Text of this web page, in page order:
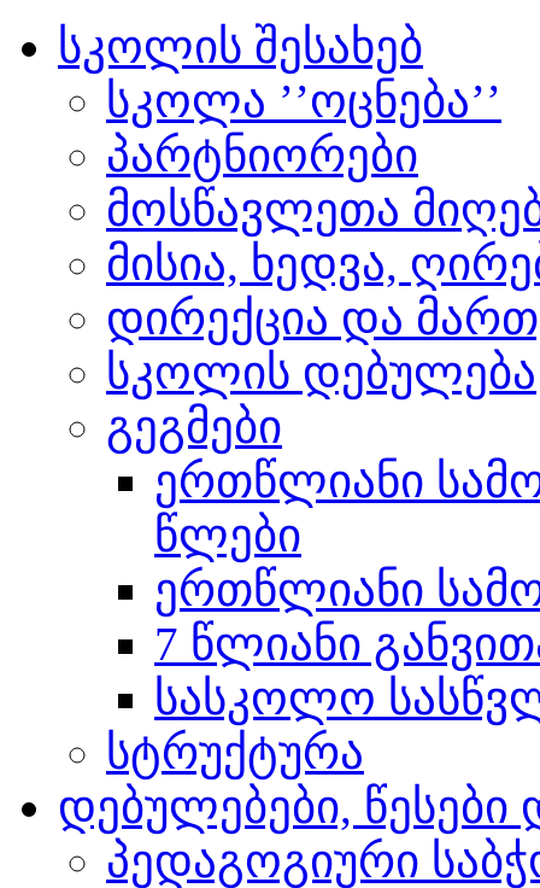
სკოლის შესახებ
სკოლა ’’ოცნება’’
პარტნიორები
მოსწავლეთა
მისია, ხედვა,
დირექცია და
სკოლის დებულება
გეგმები
ერთწლიანი
წლები
ერთწლიანი
7 წლიანი
სასკოლო
სტრუქტურა
დებულებები,
პედაგოგიური